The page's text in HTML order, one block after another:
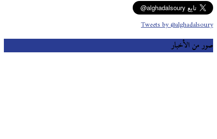
Tweets by @alghadalsoury
صور من الأخبار